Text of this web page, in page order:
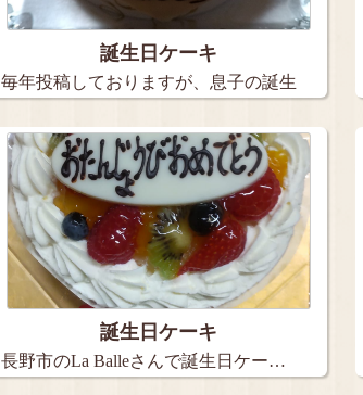
誕生日ケーキ
毎年投稿しておりますが、息子の誕生
誕生日ケーキ
長野市のLa Balleさんで誕生日ケー…